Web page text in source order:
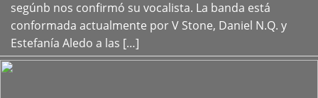
segúnb nos confirmó su vocalista. La banda está
conformada actualmente por V Stone, Daniel N.Q. y
Estefanía Aledo a las […]